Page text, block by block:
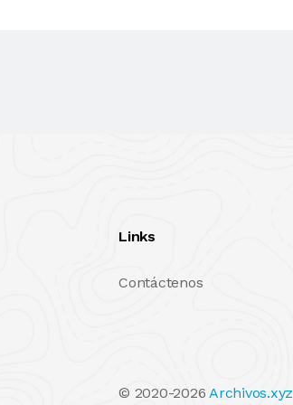
Links
Contáctenos
© 2020-2026Archivos.xyz